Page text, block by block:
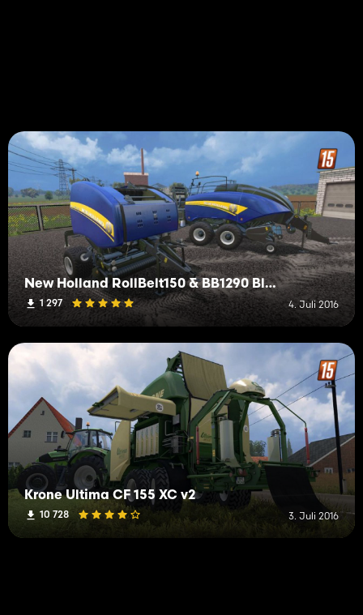
New Holland RollBelt150 & BB1290 Blue V1.0 Beta
1 297 4. Juli 2016
Krone Ultima CF 155 XC v2
10 728 3. Juli 2016